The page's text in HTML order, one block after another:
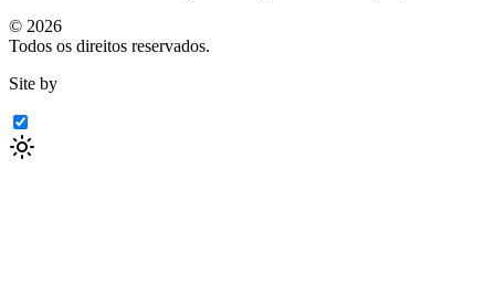
© 2026
Todos os direitos reservados.
Site by